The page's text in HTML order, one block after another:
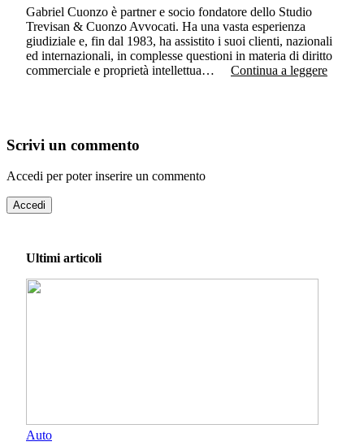
Gabriel Cuonzo è partner e socio fondatore dello Studio
Trevisan & Cuonzo Avvocati. Ha una vasta esperienza
giudiziale e, fin dal 1983, ha assistito i suoi clienti, nazionali
ed internazionali, in complesse questioni in materia di diritto
commerciale e proprietà intellettua…
Continua a leggere
Scrivi un commento
Accedi per poter inserire un commento
Accedi
Ultimi articoli
Auto